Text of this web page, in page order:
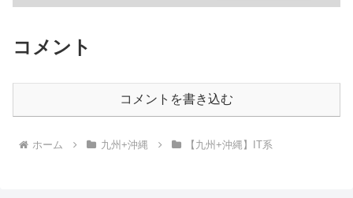
コメント
コメントを書き込む
ホーム 九州+沖縄 【九州+沖縄】IT系